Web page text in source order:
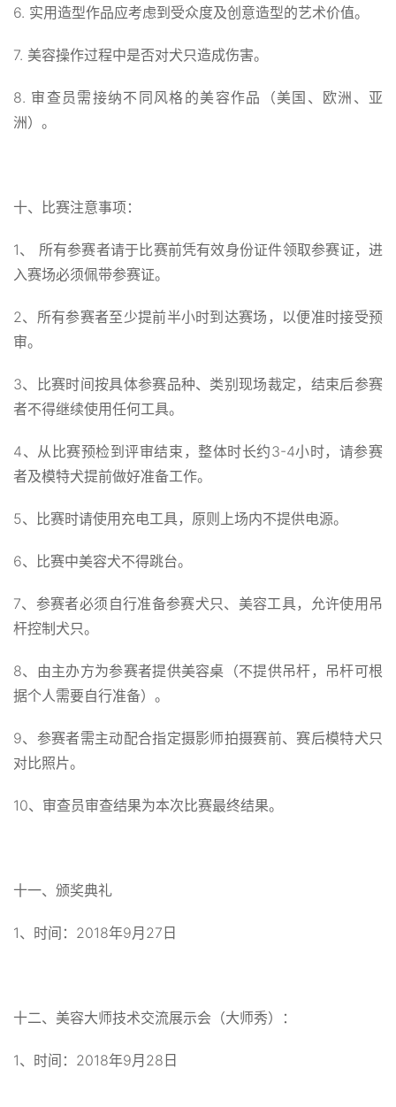
6. 实用造型作品应考虑到受众度及创意造型的艺术价值。
7. 美容操作过程中是否对犬只造成伤害。
8. 审查员需接纳不同风格的美容作品（美国、欧洲、亚
洲）。
十、比赛注意事项：
1、 所有参赛者请于比赛前凭有效身份证件领取参赛证，进
入赛场必须佩带参赛证。
2、所有参赛者至少提前半小时到达赛场，以便准时接受预
审。
3、比赛时间按具体参赛品种、类别现场裁定，结束后参赛
者不得继续使用任何工具。
4、从比赛预检到评审结束，整体时长约3-4小时，请参赛
者及模特犬提前做好准备工作。
5、比赛时请使用充电工具，原则上场内不提供电源。
6、比赛中美容犬不得跳台。
7、参赛者必须自行准备参赛犬只、美容工具，允许使用吊
杆控制犬只。
8、由主办方为参赛者提供美容桌（不提供吊杆，吊杆可根
据个人需要自行准备）。
9、参赛者需主动配合指定摄影师拍摄赛前、赛后模特犬只
对比照片。
10、审查员审查结果为本次比赛最终结果。
十一、颁奖典礼
1、时间：2018年9月27日
十二、美容大师技术交流展示会（大师秀）：
1、时间：2018年9月28日